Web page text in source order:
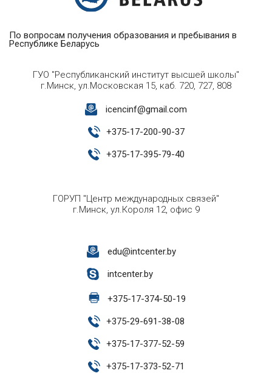
По вопросам получения образования и пребывания в
Республике Беларусь
ГУО "Республиканский институт высшей школы"
г.Минск, ул.Московская 15, каб. 720, 727, 808
icencinf@gmail.com
+375-17-200-90-37
+375-17-395-79-40
ГОРУП "Центр международных связей"
г.Минск, ул.Короля 12, офис 9
edu@intcenter.by
intcenter.by
+375-17-374-50-19
+375-29-691-38-08
+375-17-377-52-59
+375-17-373-52-71